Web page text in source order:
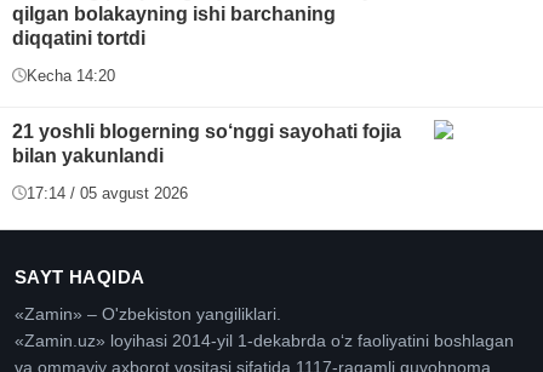
qilgan bolakayning ishi barchaning
diqqatini tortdi
Kecha 14:20
21 yoshli blogerning so‘nggi sayohati fojia
bilan yakunlandi
17:14 / 05 avgust 2026
SAYT HAQIDA
«Zamin» – O'zbekiston yangiliklari.
«Zamin.uz» loyihasi 2014-yil 1-dekabrda oʻz faoliyatini boshlagan
va ommaviy axborot vositasi sifatida 1117-raqamli guvohnoma